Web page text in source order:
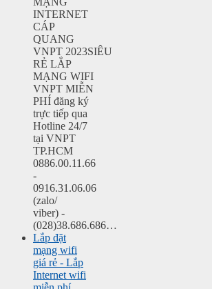
INTERNET
CÁP
QUANG
VNPT 2023SIÊU
RẺ LẮP
MẠNG WIFI
VNPT MIỄN
PHÍ đăng ký
trực tiếp qua
Hotline 24/7
tại VNPT
TP.HCM
0886.00.11.66
-
0916.31.06.06
(zalo/
viber) -
(028)38.686.686…
Lắp đặt
mạng wifi
giá rẻ - Lắp
Internet wifi